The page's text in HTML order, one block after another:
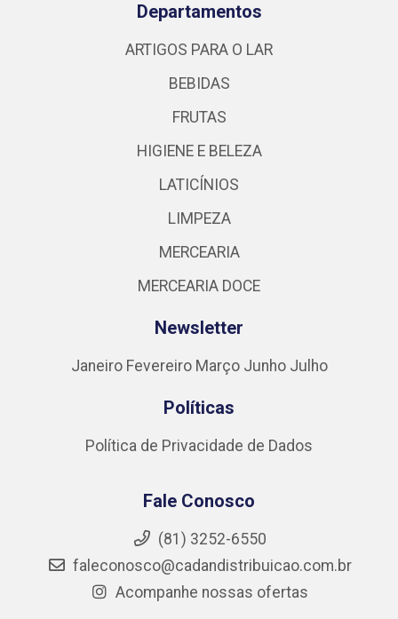
Departamentos
ARTIGOS PARA O LAR
BEBIDAS
FRUTAS
HIGIENE E BELEZA
LATICÍNIOS
LIMPEZA
MERCEARIA
MERCEARIA DOCE
Newsletter
Janeiro Fevereiro Março Junho Julho
Políticas
Política de Privacidade de Dados
Fale Conosco
(81) 3252-6550
faleconosco@cadandistribuicao.com.br
Acompanhe nossas ofertas